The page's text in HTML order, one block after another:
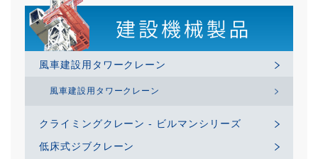
風車建設用タワークレーン
風車建設用タワークレーン
クライミングクレーン - ビルマンシリーズ
低床式ジブクレーン